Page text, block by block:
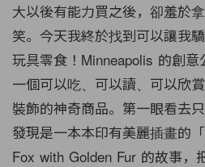
大以後有能力買之後，卻羞於
笑。 今天我終於找到可以讓我
玩具零食！ Minneapolis 的創
一個可以吃、可以讀、可以欣賞
裝飾的神奇商品。第一眼看去只
發現是一本本印有美麗插畫的
Fox with Golden Fur 的故事，